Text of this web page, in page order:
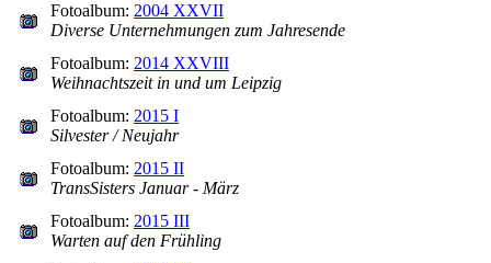
Fotoalbum: 2004 XXVII
Diverse Unternehmungen zum Jahresende
Fotoalbum: 2014 XXVIII
Weihnachtszeit in und um Leipzig
Fotoalbum: 2015 I
Silvester / Neujahr
Fotoalbum: 2015 II
TransSisters Januar - März
Fotoalbum: 2015 III
Warten auf den Frühling